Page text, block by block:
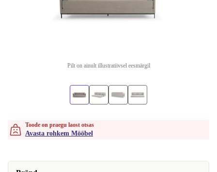
Pilt on ainult illustratiivsel eesmärgil
Toode on praegu laost otsas
Avasta rohkem Mööbel